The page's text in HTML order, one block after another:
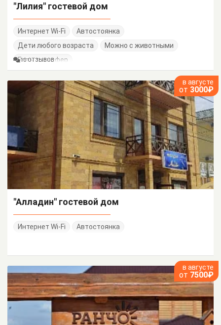
"Лилия" гостевой дом
Интернет Wi-Fi
Автостоянка
Дети любого возраста
Можно с животными
Есть трансфер
10 ОТЗЫВОВ
в августе
от 3000₽
"Алладин" гостевой дом
Интернет Wi-Fi Автостоянка
в августе
от 7500₽